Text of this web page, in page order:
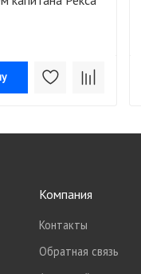
Компания
Контакты
Обратная связь